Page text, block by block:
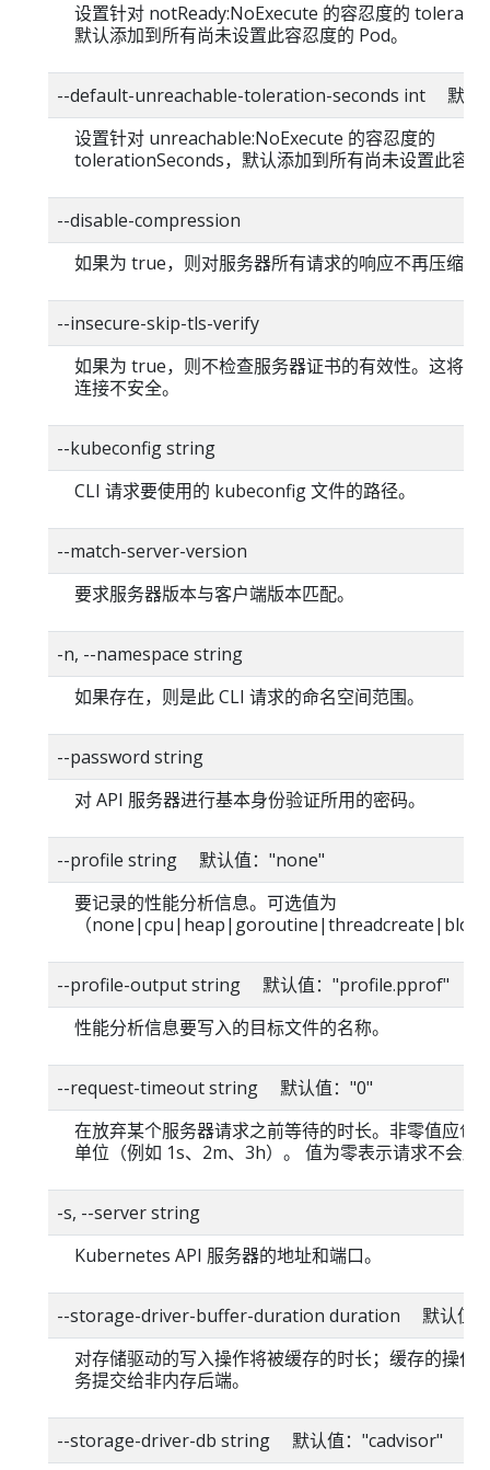
设置针对 notReady:NoExecute 的容忍度的
默认添加到所有尚未设置此容忍度的 Pod。
--default-unreachable-toleration-seconds int 默认
设置针对 unreachable:NoExecute 的容忍度的
tolerationSeconds，默认添加到所有尚未设置此容
--disable-compression
如果为 true，则对服务器所有请求的响应不再压缩。
--insecure-skip-tls-verify
如果为 true，则不检查服务器证书的有效性。这将使
连接不安全。
--kubeconfig string
CLI 请求要使用的 kubeconfig 文件的路径。
--match-server-version
要求服务器版本与客户端版本匹配。
-n, --namespace string
如果存在，则是此 CLI 请求的命名空间范围。
--password string
对 API 服务器进行基本身份验证所用的密码。
--profile string 默认值："none"
要记录的性能分析信息。可选值为
（
--profile-output string 默认值："profile.pprof"
性能分析信息要写入的目标文件的名称。
--request-timeout string 默认值："0"
在放弃某个服务器请求之前等待的时长。非零值应包
单位（例如 1s、2m、3h）。 值为零表示请求不会超
-s, --server string
Kubernetes API 服务器的地址和端口。
--storage-driver-buffer-duration duration 默认值
对存储驱动的写入操作将被缓存的时长；缓存的操作
务提交给非内存后端。
--storage-driver-db string 默认值："cadvisor"